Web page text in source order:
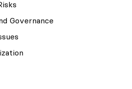
Governance